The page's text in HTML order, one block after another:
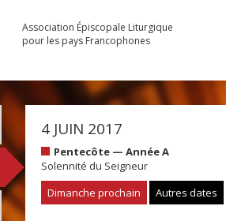
Association Épiscopale Liturgique
pour les pays Francophones
4 JUIN 2017
Pentecôte — Année A
Solennité du Seigneur
Dimanche prochain
Autres dates